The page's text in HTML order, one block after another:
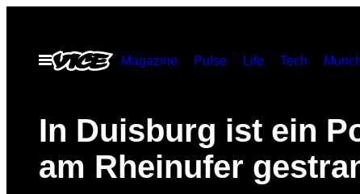
contentOpen
Menu
Magazine Pulse Life Tech
In Duisburg ist ein
am Rheinufer